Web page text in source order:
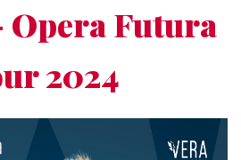
Opera Futura
2024